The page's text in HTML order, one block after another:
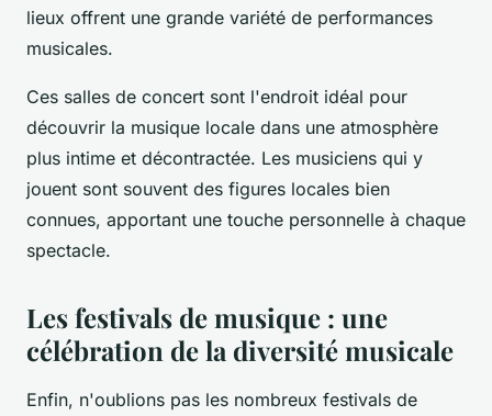
lieux offrent une grande variété de performances
musicales.
Ces salles de concert sont l'endroit idéal pour
découvrir la musique locale dans une atmosphère
plus intime et décontractée. Les musiciens qui y
jouent sont souvent des figures locales bien
connues, apportant une touche personnelle à chaque
spectacle.
Les festivals de musique : une
célébration de la diversité musicale
Enfin, n'oublions pas les nombreux festivals de